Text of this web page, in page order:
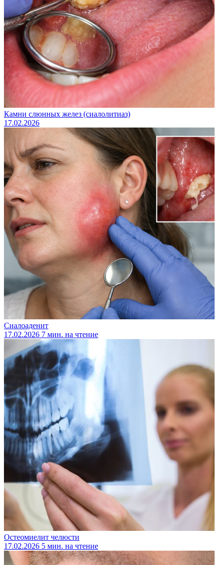
Камни слюнных желез (сиалолитиаз)
17.02.2026
Сиалоаденит
17.02.2026 7 мин. на чтение
Остеомиелит челюсти
17.02.2026 5 мин. на чтение